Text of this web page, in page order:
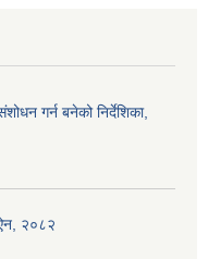
गर्न बनेको निर्देशिका,
ऐन, २०८२